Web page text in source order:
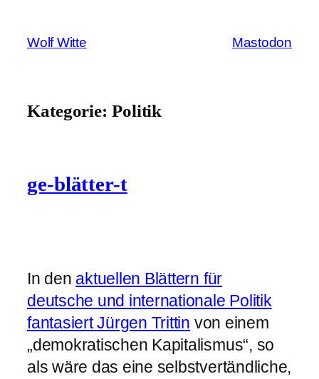
springen
Wolf Witte Mastodon
Kategorie: Politik
ge-blätter-t
In den aktuellen Blättern für
deutsche und internationale Politik
fantasiert Jürgen Trittin von einem
„demokratischen Kapitalismus“, so
als wäre das eine selbstvertändliche,